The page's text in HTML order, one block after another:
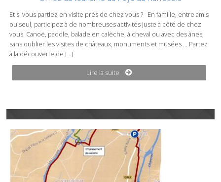
Et si vous partiez en visite près de chez vous ? En famille, entre amis
ou seul, participez à de nombreuses activités juste à côté de chez
vous. Canoë, paddle, balade en calèche, à cheval ou avec des ânes,
sans oublier les visites de châteaux, monuments et musées … Partez
à la découverte de […]
Lire la suite